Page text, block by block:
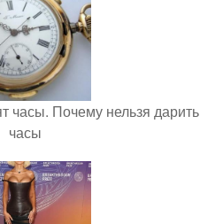
часы. Почему нельзя дарить
часы